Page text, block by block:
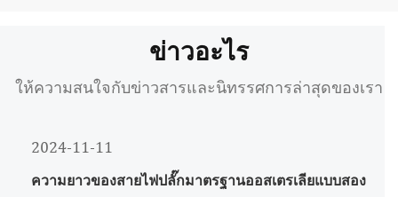
ข่าวอะไร
ให้ความสนใจกับข่าวสารและนิทรรศการล่าสุดของเรา
2024-11-11
ความยาวของสายไฟปลั๊กมาตรฐานออสเตรเลียแบบสอง